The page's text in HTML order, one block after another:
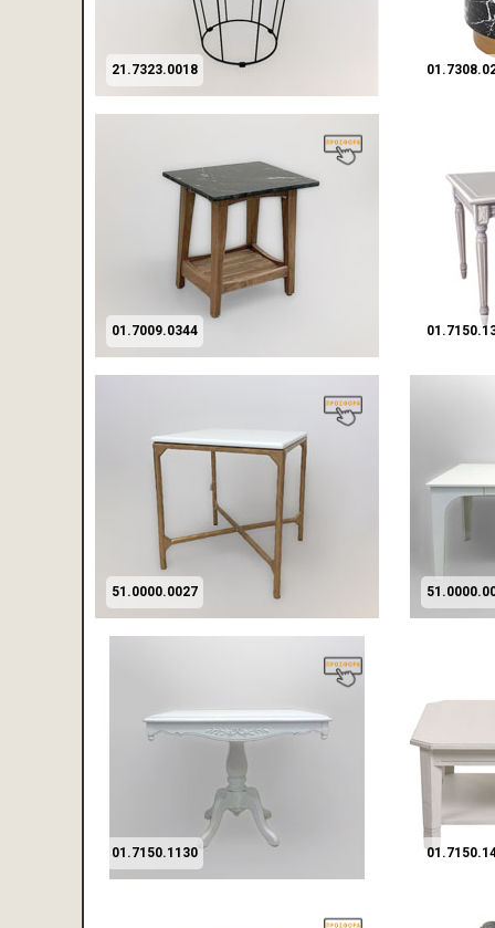
21.7323.0018
01.7009.0344
51.0000.0027
01.7150.1130